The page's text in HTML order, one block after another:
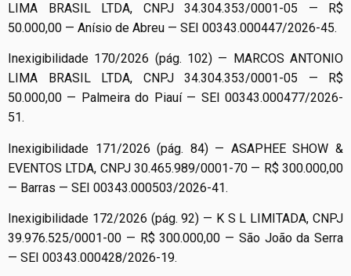
LIMA BRASIL LTDA, CNPJ 34.304.353/0001-05 — R$
50.000,00 — Anísio de Abreu — SEI 00343.000447/2026-45.
Inexigibilidade 170/2026 (pág. 102) — MARCOS ANTONIO
LIMA BRASIL LTDA, CNPJ 34.304.353/0001-05 — R$
50.000,00 — Palmeira do Piauí — SEI 00343.000477/2026-
51.
Inexigibilidade 171/2026 (pág. 84) — ASAPHEE SHOW &
EVENTOS LTDA, CNPJ 30.465.989/0001-70 — R$ 300.000,00
— Barras — SEI 00343.000503/2026-41.
Inexigibilidade 172/2026 (pág. 92) — K S L LIMITADA, CNPJ
39.976.525/0001-00 — R$ 300.000,00 — São João da Serra
— SEI 00343.000428/2026-19.